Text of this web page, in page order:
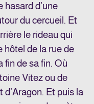
hasard d’une
du cercueil. Et
le rideau qui
hôtel de la rue de
fin de sa fin. Où
Vitez ou de
Et puis la